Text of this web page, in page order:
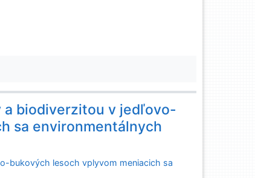
a biodiverzitou v jedľovo-
sa environmentálnych
bukových lesoch vplyvom meniacich sa